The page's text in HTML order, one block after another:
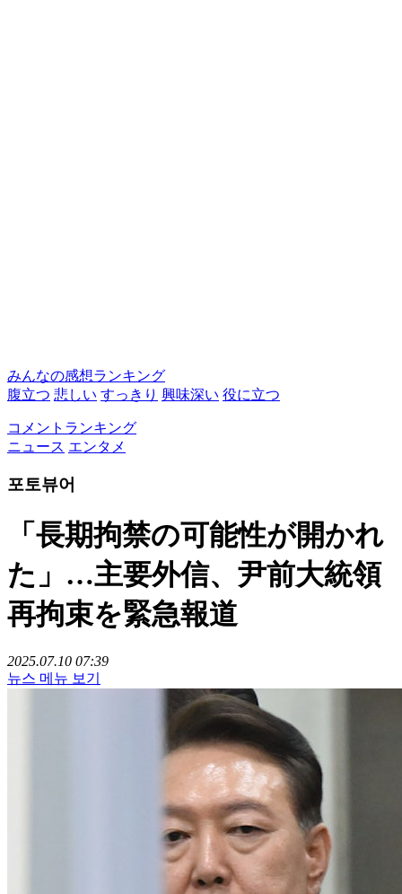
みんなの感想ランキング
腹立つ 悲しい すっきり 興味深い 役に立つ
コメントランキング
ニュース エンタメ
포토뷰어
「長期拘禁の可能性が開かれ
た」…主要外信、尹前大統領
再拘束を緊急報道
2025.07.10 07:39
뉴스 메뉴 보기